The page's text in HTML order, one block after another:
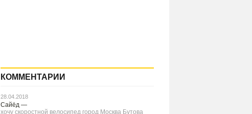
КОММЕНТАРИИ
28.04.2018
Сайёд —
хочу скоростной велосипед город Москва Бутова